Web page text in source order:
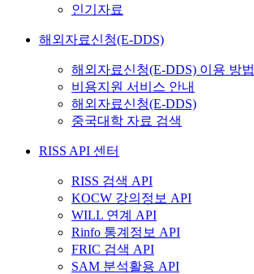
인기자료
해외자료신청(E-DDS)
해외자료신청(E-DDS) 이용 방법
비용지원 서비스 안내
해외자료신청(E-DDS)
중국대학 자료 검색
RISS API 센터
RISS 검색 API
KOCW 강의정보 API
WILL 연계 API
Rinfo 통계정보 API
FRIC 검색 API
SAM 분석활용 API